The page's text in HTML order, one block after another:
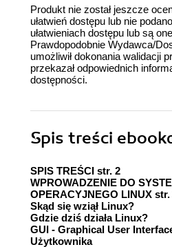
Produkt nie został jeszcze
ułatwień dostępu lub nie
ułatwieniach dostępu lub są
Prawdopodobnie Wydawca/
umożliwił dokonania walidacji
przekazał odpowiednich
dostępności.
Spis treści
SPIS TREŚCI str. 2
WPROWADZENIE DO
OPERACYJNEGO LINUX str.
Skąd się wziął Linux?
Gdzie dziś działa Linux?
GUI - Graphical User
Użytkownika